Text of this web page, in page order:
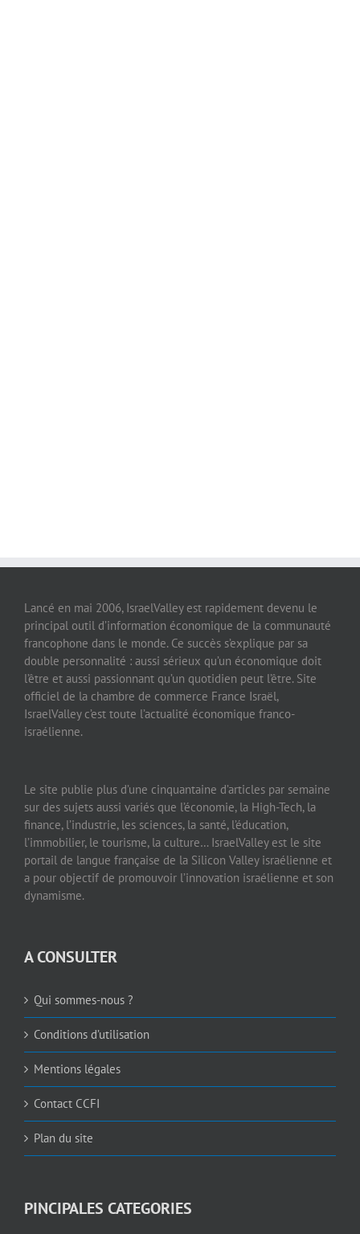
Lancé en mai 2006, IsraelValley est rapidement devenu le
principal outil d’information économique de la communauté
francophone dans le monde. Ce succès s’explique par sa
double personnalité : aussi sérieux qu’un économique doit
l’être et aussi passionnant qu’un quotidien peut l’être. Site
officiel de la chambre de commerce France Israël,
IsraelValley c’est toute l’actualité économique franco-
israélienne.
Le site publie plus d’une cinquantaine d’articles par semaine
sur des sujets aussi variés que l’économie, la High-Tech, la
finance, l’industrie, les sciences, la santé, l’éducation,
l’immobilier, le tourisme, la culture… IsraelValley est le site
portail de langue française de la Silicon Valley israélienne et
a pour objectif de promouvoir l’innovation israélienne et son
dynamisme.
A CONSULTER
Qui sommes-nous ?
Conditions d’utilisation
Mentions légales
Contact CCFI
Plan du site
PINCIPALES CATEGORIES